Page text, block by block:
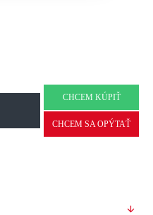
CHCEM KÚPIŤ
CHCEM SA OPÝTAŤ